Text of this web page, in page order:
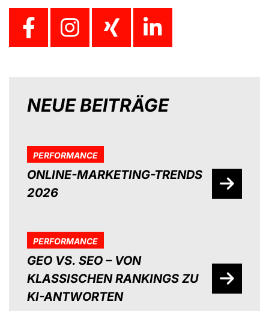
NEUE BEITRÄGE
PERFORMANCE
ONLINE-MARKETING-TRENDS
2026
PERFORMANCE
GEO VS. SEO – VON
KLASSISCHEN RANKINGS ZU
KI-ANTWORTEN